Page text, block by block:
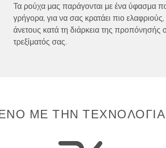
Τα ρούχα μας παράγονται με ένα ύφασμα
γρήγορα, για να σας κρατάει πιο
άνετους κατά τη διάρκεια της προπόνησής
τρεξίματός σας.
ΜΕ ΤΗΝ ΤΕΧΝΟΛΟΓΊΑ